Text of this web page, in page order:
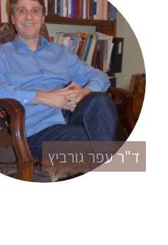
ד"ר עפר גורביץ